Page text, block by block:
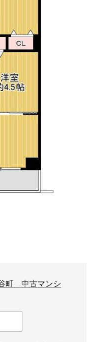
町 中古マンシ